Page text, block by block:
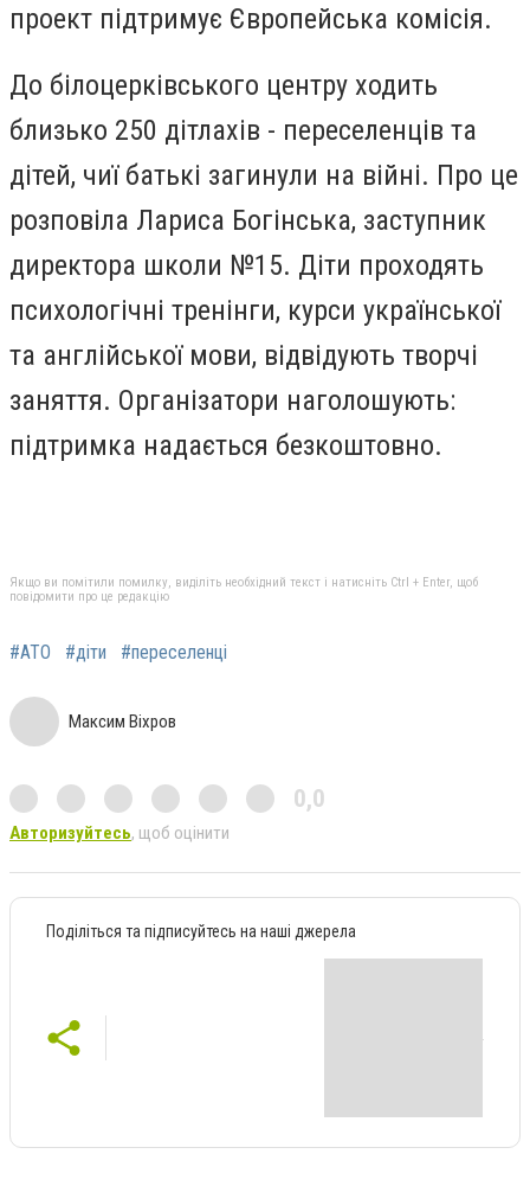
проект підтримує Європейська комісія.
До білоцерківського центру ходить
близько 250 дітлахів - переселенців та
дітей, чиї батькі загинули на війні. Про це
розповіла Лариса Богінська, заступник
директора школи №15. Діти проходять
психологічні тренінги, курси української
та англійської мови, відвідують творчі
заняття. Організатори наголошують:
підтримка надається безкоштовно.
Якщо ви помітили помилку, виділіть необхідний текст і натисніть Ctrl + Enter, щоб
повідомити про це редакцію
#АТО #діти #переселенці
Максим Віхров
0,0
Авторизуйтесь, щоб оцінити
Поділіться та підписуйтесь на наші джерела